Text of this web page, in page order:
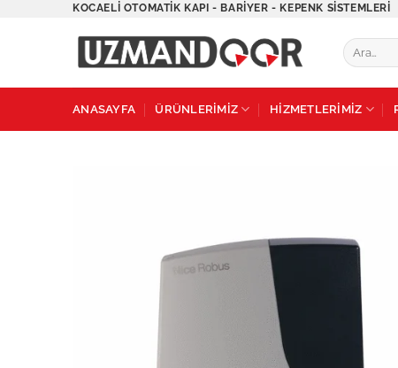
KOCAELI OTOMATIK KAPI - BARIYER - KEPENK SISTEMLERI
Ara:
ANASAYFA ÜRÜNLERİMİZ HİZMETLERİMİZ